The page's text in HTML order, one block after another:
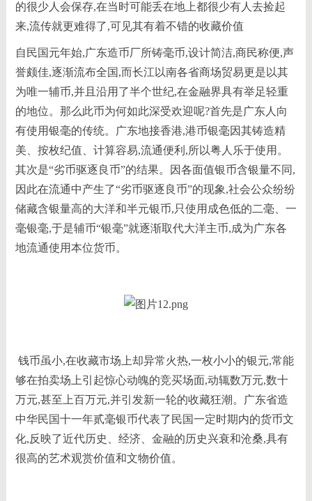
的很少人会保存,在当时可能丢在地上都很少有人去捡起
来,流传就更难得了,可见其有着不错的收藏价值
自民国元年始,广东造币厂所铸毫币,设计简洁,商民称便,声
誉颇佳,逐渐流布全国,而长江以南各省商场贸易更是以其
为唯一辅币,并且沿用了半个世纪,在金融界具有举足轻重
的地位。那么此币为何如此深受欢迎呢?首先是广东人向
有使用银毫的传统。广东地接香港,港币银毫因其铸造精
美、按枚纪值、计算容易,流通便利,所以粤人乐于使用。
其次是“劣币驱逐良币”的结果。因各面值银币含银量不同,
因此在流通中产生了“劣币驱逐良币”的现象,社会公众纷纷
储藏含银量高的大洋和半元银币,只使用成色低的二毫、一
毫银毫,于是辅币“银毫”就逐渐取代大洋主币,成为广东各
地流通使用本位货币。
钱币虽小,在收藏市场上却异常火热,一枚小小的银元,常能
够在拍卖场上引起惊心动魄的竞买场面,动辄数万元,数十
万元,甚至上百万元,并引发新一轮的收藏狂潮。广东省造
中华民国十一年贰毫银币代表了民国一定时期内的货币文
化,反映了近代历史、经济、金融的历史兴衰和沧桑,具有
很高的艺术观赏价值和文物价值。